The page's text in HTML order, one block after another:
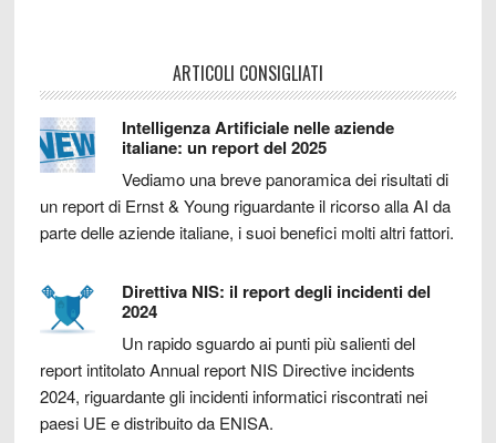
ARTICOLI CONSIGLIATI
Intelligenza Artificiale nelle aziende
italiane: un report del 2025
Vediamo una breve panoramica dei risultati di
un report di Ernst & Young riguardante il ricorso alla AI da
parte delle aziende italiane, i suoi benefici molti altri fattori.
Direttiva NIS: il report degli incidenti del
2024
Un rapido sguardo ai punti più salienti del
report intitolato Annual report NIS Directive incidents
2024, riguardante gli incidenti informatici riscontrati nei
paesi UE e distribuito da ENISA.